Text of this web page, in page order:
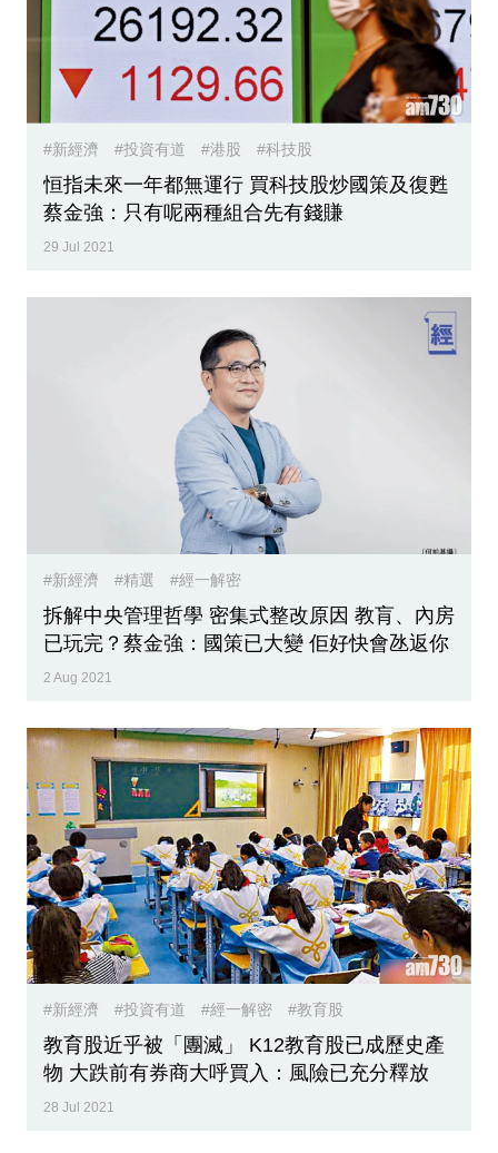
專
閱
專
區
#新經濟 #投資有道 #港股 #科技股
恒指未來一年都無運行 買科技股炒國策及復甦
蔡金強：只有呢兩種組合先有錢賺
29 Jul 2021
#新經濟 #精選 #經一解密
拆解中央管理哲學 密集式整改原因 教肓、內房
已玩完？蔡金強：國策已大變 佢好快會氹返你
2 Aug 2021
#新經濟 #投資有道 #經一解密 #教育股
教育股近乎被「團滅」 K12教育股已成歷史產
物 大跌前有券商大呼買入：風險已充分釋放
28 Jul 2021